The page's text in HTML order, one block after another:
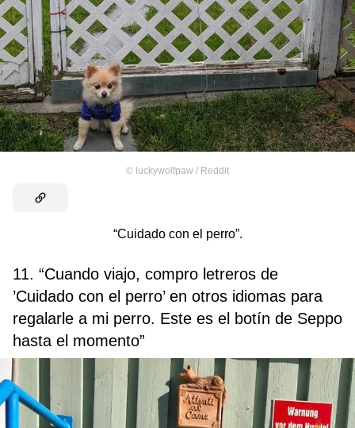
© luckywolfpaw / Reddit
“Cuidado con el perro”.
11. “Cuando viajo, compro letreros de
’Cuidado con el perro’ en otros idiomas para
regalarle a mi perro. Este es el botín de Seppo
hasta el momento”